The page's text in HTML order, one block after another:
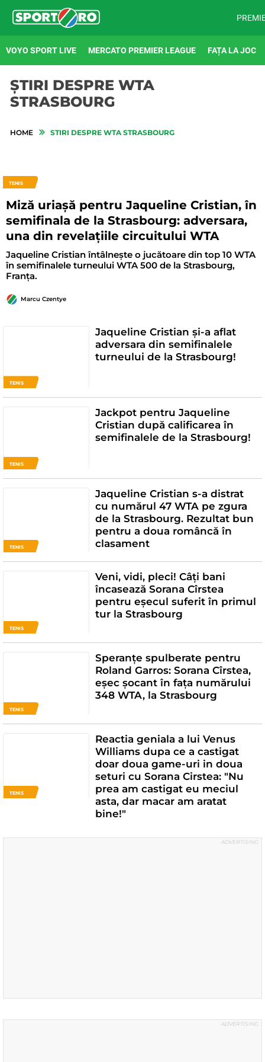
VOYO SPORT LIVE MERCATO PREMIER LEAGUE FAȚA LA JOC
ȘTIRI DESPRE WTA
STRASBOURG
HOME STIRI DESPRE WTA STRASBOURG
TENIS
Miză uriașă pentru Jaqueline Cristian, în
semifinala de la Strasbourg: adversara,
una din revelațiile circuitului WTA
Jaqueline Cristian întâlnește o jucătoare din top 10 WTA
în semifinalele turneului WTA 500 de la Strasbourg,
Franța.
Marcu Czentye
TENIS
Jaqueline Cristian și-a aflat
adversara din semifinalele
turneului de la Strasbourg!
TENIS
Jackpot pentru Jaqueline
Cristian după calificarea în
semifinalele de la Strasbourg!
TENIS
Jaqueline Cristian s-a distrat
cu numărul 47 WTA pe zgura
de la Strasbourg. Rezultat bun
pentru a doua româncă în
clasament
TENIS
Veni, vidi, pleci! Câți bani
încasează Sorana Cîrstea
pentru eșecul suferit în primul
tur la Strasbourg
TENIS
Speranțe spulberate pentru
Roland Garros: Sorana Cîrstea,
eșec șocant în fața numărului
348 WTA, la Strasbourg
TENIS
Reactia geniala a lui Venus
Williams dupa ce a castigat
doar doua game-uri in doua
seturi cu Sorana Cirstea: "Nu
prea am castigat eu meciul
asta, dar macar am aratat
bine!"